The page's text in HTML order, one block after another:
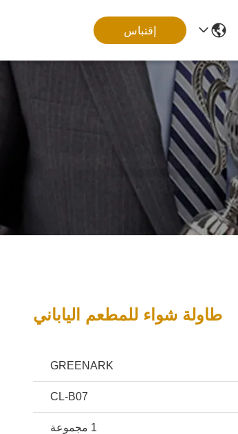
إقتباس
طاولة شواء للمطعم الياباني
GREENARK
CL-B07
1 مجموعة